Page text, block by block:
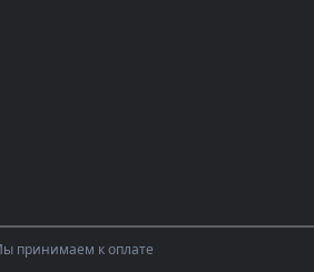
принимаем к оплате